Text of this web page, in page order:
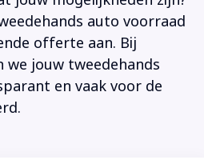
auto voorraad
offerte aan. Bij
we jouw tweedehands
en vaak voor de